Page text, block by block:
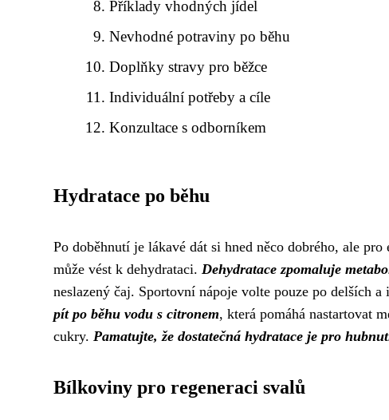
Příklady vhodných jídel
Nevhodné potraviny po běhu
Doplňky stravy pro běžce
Individuální potřeby a cíle
Konzultace s odborníkem
Hydratace po běhu
Po doběhnutí je lákavé dát si hned něco dobrého, ale
může vést k dehydrataci. Dehydratace zpomaluje
neslazený čaj. Sportovní nápoje volte pouze po delších
pít po běhu vodu s citronem, která pomáhá nastartovat
cukry. Pamatujte, že dostatečná hydratace je pro
Bílkoviny pro regeneraci svalů